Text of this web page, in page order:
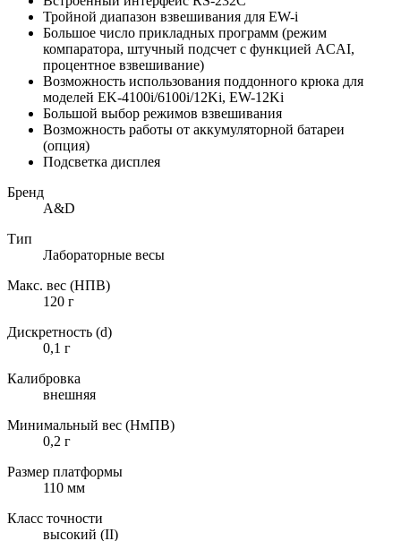
Тройной диапазон взвешивания для EW-i
Большое число прикладных программ (режим
компаратора, штучный подсчет с функцией ACAI,
процентное взвешивание)
Возможность использования поддонного крюка для
моделей EK-4100i/6100i/12Ki, EW-12Ki
Большой выбор режимов взвешивания
Возможность работы от аккумуляторной батареи
(опция)
Подсветка дисплея
Бренд
A&D
Тип
Лабораторные весы
Макс. вес (НПВ)
120 г
Дискретность (d)
0,1 г
Калибровка
внешняя
Минимальный вес (НмПВ)
0,2 г
Размер платформы
110 мм
Класс точности
высокий (II)